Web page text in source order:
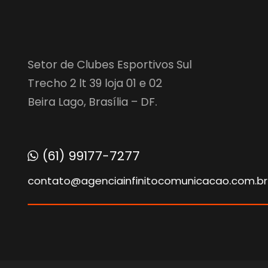
Setor de Clubes Esportivos Sul
Trecho 2 lt 39 loja 01 e 02
Beira Lago, Brasília – DF.
(61) 99177-7277
contato@agenciainfinitocomunicacao.com.br